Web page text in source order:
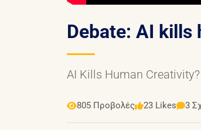
Debate: AI
AI Kills Human
805 Προβολές 23 Likes 3